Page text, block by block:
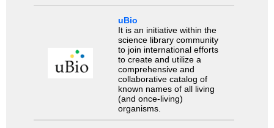
uBio
It is an initiative within the
science library community
to join international efforts
to create and utilize a
comprehensive and
collaborative catalog of
known names of all living
(and once-living)
organisms.